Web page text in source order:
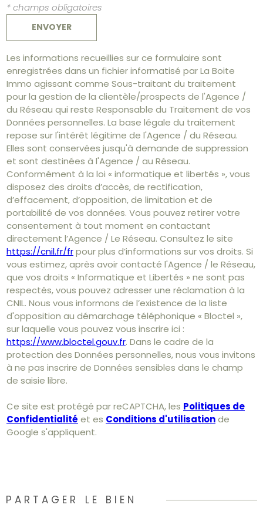
* champs obligatoires
ENVOYER
Les informations recueillies sur ce formulaire sont
enregistrées dans un fichier informatisé par La Boite
Immo agissant comme Sous-traitant du traitement
pour la gestion de la clientèle/prospects de l'Agence /
du Réseau qui reste Responsable du Traitement de vos
Données personnelles. La base légale du traitement
repose sur l'intérêt légitime de l'Agence / du Réseau.
Elles sont conservées jusqu'à demande de suppression
et sont destinées à l'Agence / au Réseau.
Conformément à la loi « informatique et libertés », vous
disposez des droits d’accès, de rectification,
d’effacement, d’opposition, de limitation et de
portabilité de vos données. Vous pouvez retirer votre
consentement à tout moment en contactant
directement l’Agence / Le Réseau. Consultez le site
https://cnil.fr/frpour plus d’informations sur vos droits. Si
vous estimez, après avoir contacté l'Agence / le Réseau,
que vos droits « Informatique et Libertés » ne sont pas
respectés, vous pouvez adresser une réclamation à la
CNIL. Nous vous informons de l’existence de la liste
d'opposition au démarchage téléphonique « Bloctel »,
sur laquelle vous pouvez vous inscrire ici :
https://www.bloctel.gouv.fr. Dans le cadre de la
protection des Données personnelles, nous vous invitons
à ne pas inscrire de Données sensibles dans le champ
de saisie libre.
Ce site est protégé par reCAPTCHA, les Politiques de
Confidentialité et es Conditions d'utilisationde
Google s'appliquent.
PARTAGER LE BIEN